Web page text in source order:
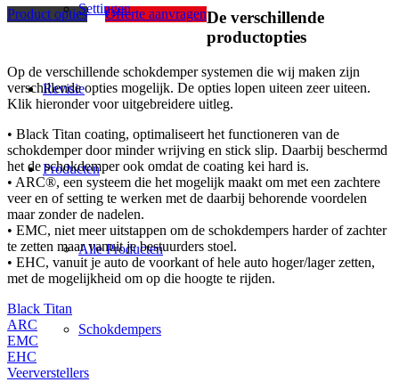
Settingen
Revisie
Producten
Alle Producten
Schokdempers
Product opties
Offerte aanvragenDe verschillende
productopties
Op de verschillende schokdemper systemen die wij maken zijn
verschillende opties mogelijk. De opties lopen uiteen zeer uiteen.
Klik hieronder voor uitgebreidere uitleg.
• Black Titan coating, optimaliseert het functioneren van de
schokdemper door minder wrijving en stick slip. Daarbij beschermd
het de schokdemper ook omdat de coating kei hard is.
• ARC®, een systeem die het mogelijk maakt om met een zachtere
veer en of setting te werken met de daarbij behorende voordelen
maar zonder de nadelen.
• EMC, niet meer uitstappen om de schokdempers harder of zachter
te zetten maar vanuit je bestuurders stoel.
• EHC, vanuit je auto de voorkant of hele auto hoger/lager zetten,
met de mogelijkheid om op die hoogte te rijden.
Black Titan
ARC
EMC
EHC
Veerverstellers